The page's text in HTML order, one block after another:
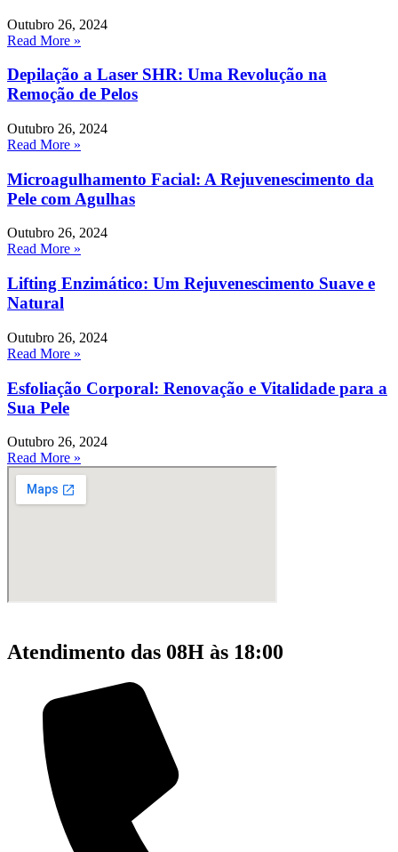
Outubro 26, 2024
Read More »
Depilação a Laser SHR: Uma Revolução na
Remoção de Pelos
Outubro 26, 2024
Read More »
Microagulhamento Facial: A Rejuvenescimento da
Pele com Agulhas
Outubro 26, 2024
Read More »
Lifting Enzimático: Um Rejuvenescimento Suave e
Natural
Outubro 26, 2024
Read More »
Esfoliação Corporal: Renovação e Vitalidade para a
Sua Pele
Outubro 26, 2024
Read More »
Atendimento das 08H às 18:00